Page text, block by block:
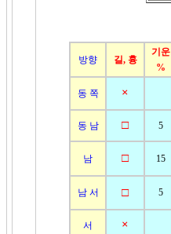
방향 길, 흉
기운
%
동 쪽 ×
동 남 □ 5
남 □ 15
남 서 □ 5
서 ×